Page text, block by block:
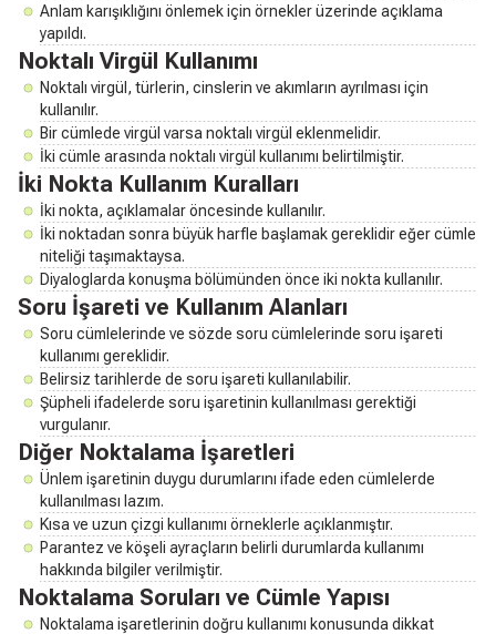
Anlam karışıklığını önlemek için örnekler üzerinde açıklama
yapıldı.
Noktalı Virgül Kullanımı
Noktalı virgül, türlerin, cinslerin ve akımların ayrılması için
kullanılır.
Bir cümlede virgül varsa noktalı virgül eklenmelidir.
İki cümle arasında noktalı virgül kullanımı belirtilmiştir.
İki Nokta Kullanım Kuralları
İki nokta, açıklamalar öncesinde kullanılır.
İki noktadan sonra büyük harfle başlamak gereklidir eğer cümle
niteliği taşımaktaysa.
Diyaloglarda konuşma bölümünden önce iki nokta kullanılır.
Soru İşareti ve Kullanım Alanları
Soru cümlelerinde ve sözde soru cümlelerinde soru işareti
kullanımı gereklidir.
Belirsiz tarihlerde de soru işareti kullanılabilir.
Şüpheli ifadelerde soru işaretinin kullanılması gerektiği
vurgulanır.
Diğer Noktalama İşaretleri
Ünlem işaretinin duygu durumlarını ifade eden cümlelerde
kullanılması lazım.
Kısa ve uzun çizgi kullanımı örneklerle açıklanmıştır.
Parantez ve köşeli ayraçların belirli durumlarda kullanımı
hakkında bilgiler verilmiştir.
Noktalama Soruları ve Cümle Yapısı
Noktalama işaretlerinin doğru kullanımı konusunda dikkat